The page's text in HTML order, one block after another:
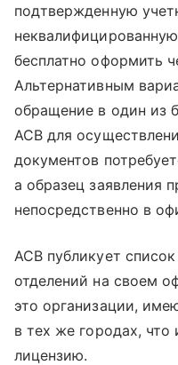
подтвержденную
бесплатно оформить
Альтернативным
обращение в один из
АСВ для
документов
а образец заявления
непосредственно в
АСВ публикует
отделений на своем
это организации,
в тех же городах, что
лицензию.